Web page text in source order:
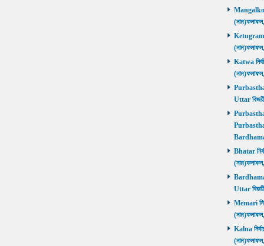
Mangalkot
Ketugram
Katwa
Uttar
Bhatar
Uttar
Memari
Kalna